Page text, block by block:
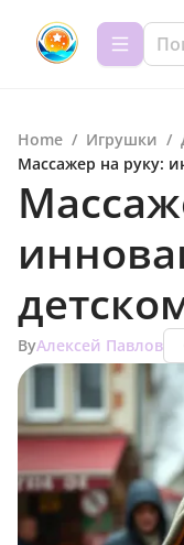
Home / Игрушки /
Массажер на руку:
ByАлексей Павлов